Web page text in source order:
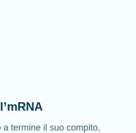
a termine il suo compito,